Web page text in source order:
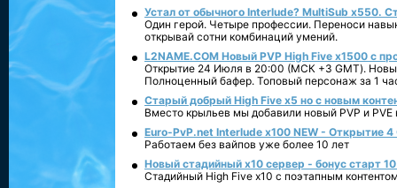
Устал от обычного Interlude? MultiSub x550.
Один герой. Четыре профессии. Переноси
открывай сотни комбинаций умений.
L2NAME.COM Новый PVP High Five x1500 с
Открытие 24 Июля в 20:00 (МСК +3 GMT).
Полноценный бафер. Топовый персонаж за 1
Старый добрый High Five x5 но с новым
Вместо крыльев мы добавили новый PVP и PVE
Euro-PvP.net Interlude х100 NEW - Открытие 4
Работаем без вайпов уже более 10 лет
Новый стадийный х10 сервер - бонус старт
Стадийный High Five x10 с поэтапным